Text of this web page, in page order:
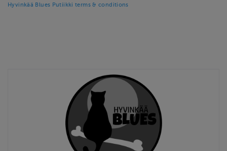
Hyvinkää Blues Putiikki terms & conditions